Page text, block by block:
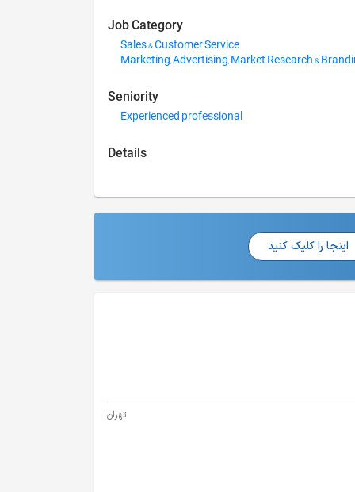
Job Category
Sales & Customer Service
Marketing, Advertising, Market Research &
Seniority
Experienced professional
Details
اینجا را کلیک کنید
تهران